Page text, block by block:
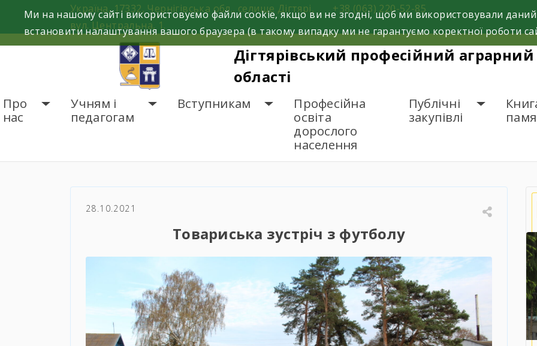
Україна, 17332, Чернігівська обл., селище Дігтярі,
вул. Центральна, 1.
+38 (063) 220-52-85
Дігтярівський професійний аграрний
області
Про
нас
Учням і
педагогам
Вступникам
Професійна
освіта
дорослого
населення
Публічні
закупівлі
Товариська зустріч з футболу
28.10.2021
Товариська зустріч з футболу
Ми на нашому сайті використовуємо файли cookie, якщо ви не згодні, щоб ми використовували
встановити налаштування вашого браузера (в такому випадку ми не гарантуємо коректної роботи